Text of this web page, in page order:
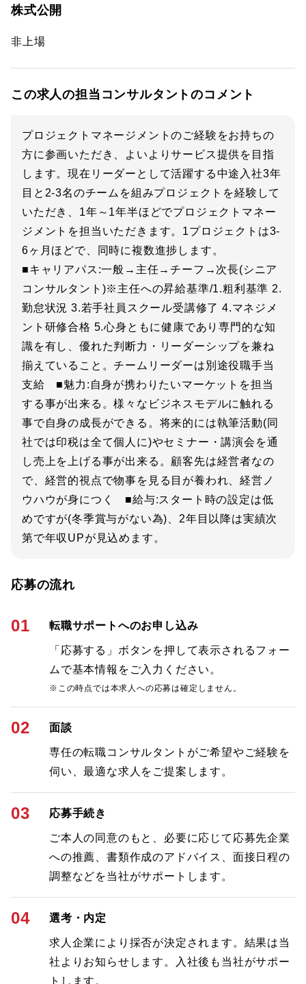
株式公開
非上場
この求人の担当コンサルタントのコメント
プロジェクトマネージメントのご経験をお持ちの
方に参画いただき、よいよりサービス提供を目指
します。現在リーダーとして活躍する中途入社3年
目と2-3名のチームを組みプロジェクトを経験して
いただき、1年～1年半ほどでプロジェクトマネー
ジメントを担当いただきます。1プロジェクトは3-
6ヶ月ほどで、同時に複数進捗します。
■キャリアパス:一般→主任→チーフ→次長(シニア
コンサルタント)※主任への昇給基準/1.粗利基準 2.
勤怠状況 3.若手社員スクール受講修了 4.マネジメ
ント研修合格 5.心身ともに健康であり専門的な知
識を有し、優れた判断力・リーダーシップを兼ね
揃えていること。チームリーダーは別途役職手当
支給 ■魅力:自身が携わりたいマーケットを担当
する事が出来る。様々なビジネスモデルに触れる
事で自身の成長ができる。将来的には執筆活動(同
社では印税は全て個人に)やセミナー・講演会を通
し売上を上げる事が出来る。顧客先は経営者なの
で、経営的視点で物事を見る目が養われ、経営ノ
ウハウが身につく ■給与:スタート時の設定は低
めですが(冬季賞与がない為)、2年目以降は実績次
第で年収UPが見込めます。
応募の流れ
01 転職サポートへのお申し込み
「応募する」ボタンを押して表示されるフォー
ムで基本情報をご入力ください。
※この時点では本求人への応募は確定しません。
02 面談
専任の転職コンサルタントがご希望やご経験を
伺い、最適な求人をご提案します。
03 応募手続き
ご本人の同意のもと、必要に応じて応募先企業
への推薦、書類作成のアドバイス、面接日程の
調整などを当社がサポートします。
04 選考・内定
求人企業により採否が決定されます。結果は当
社よりお知らせします。入社後も当社がサポー
トします。